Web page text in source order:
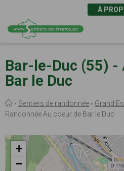
au
contenu
principal
À
Bar-le-Duc (55) -
Bar le Duc
Fil
d'Ariane
Sentiers de randonnée Grand
Randonnée Au coeur de Bar le Duc
+
−